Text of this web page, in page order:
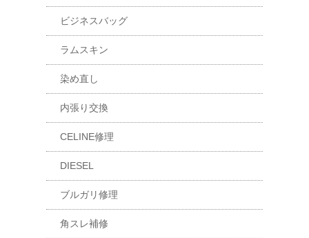
ビジネスバッグ
ラムスキン
染め直し
内張り交換
CELINE修理
DIESEL
ブルガリ修理
角スレ補修